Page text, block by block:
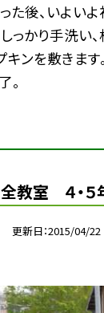
た後、いよい
っかり手洗い
キンを敷きま
。
教室 ４・
更新日 2015/04/22